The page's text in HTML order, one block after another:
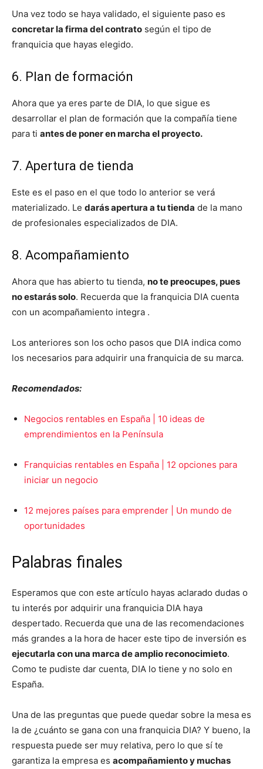
Una vez todo se haya validado, el siguiente paso es
concretar la firma del contrato según el tipo de
franquicia que hayas elegido.
6. Plan de formación
Ahora que ya eres parte de DIA, lo que sigue es
desarrollar el plan de formación que la compañía tiene
para ti antes de poner en marcha el proyecto.
7. Apertura de tienda
Este es el paso en el que todo lo anterior se verá
materializado. Le darás apertura a tu tienda de la mano
de profesionales especializados de DIA.
8. Acompañamiento
Ahora que has abierto tu tienda, no te preocupes, pues
no estarás solo. Recuerda que la franquicia DIA cuenta
con un acompañamiento integra .
Los anteriores son los ocho pasos que DIA indica como
los necesarios para adquirir una franquicia de su marca.
Recomendados:
Negocios rentables en España | 10 ideas de
emprendimientos en la Península
Franquicias rentables en España | 12 opciones para
iniciar un negocio
12 mejores países para emprender | Un mundo de
oportunidades
Palabras finales
Esperamos que con este artículo hayas aclarado dudas o
tu interés por adquirir una franquicia DIA haya
despertado. Recuerda que una de las recomendaciones
más grandes a la hora de hacer este tipo de inversión es
ejecutarla con una marca de amplio reconocimieto.
Como te pudiste dar cuenta, DIA lo tiene y no solo en
España.
Una de las preguntas que puede quedar sobre la mesa es
la de ¿cuánto se gana con una franquicia DIA? Y bueno, la
respuesta puede ser muy relativa, pero lo que sí te
garantiza la empresa es acompañamiento y muchas